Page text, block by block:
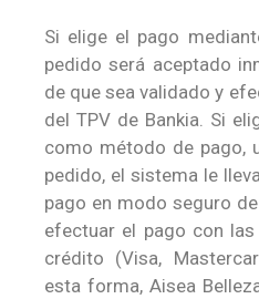
Si elige el pago
pedido será aceptado
de que sea validado y
del TPV de Bankia. Si
como método de pago,
pedido, el sistema le
pago en modo seguro
efectuar el pago con
crédito (Visa,
esta forma, Aisea